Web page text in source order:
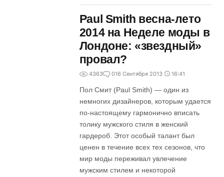
Paul Smith весна-лето
2014 на Неделе моды в
Лондоне: «звездный»
провал?
4363 016 Сентября 2013 16:41
Пол Смит (Paul Smith) — один из
немногих дизайнеров, которым удается
по-настоящему гармонично вписать
толику мужского стиля в женский
гардероб. Этот особый талант был
ценен в течение всех тех сезонов, что
мир моды переживал увлечение
мужским стилем и некоторой